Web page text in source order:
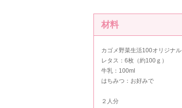
材料
カゴメ野菜生活100オリジナル
レタス：6枚（約100ｇ）
牛乳：100ml
はちみつ：お好みで
２人分